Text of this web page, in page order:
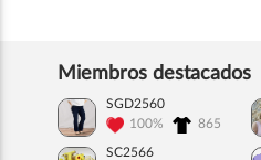
Miembros destacados
SGD2560
100%
865
SC2566